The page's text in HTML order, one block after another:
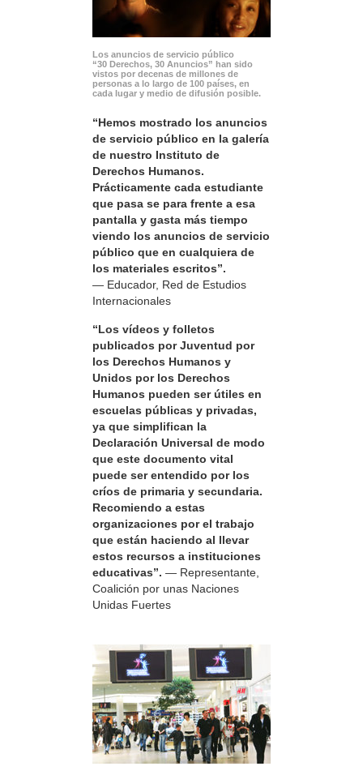
Los anuncios de servicio público
“30 Derechos, 30 Anuncios” han sido
vistos por decenas de millones de
personas a lo largo de 100 países, en
cada lugar y medio de difusión posible.
“Hemos mostrado los anuncios
de servicio público en la galería
de nuestro Instituto de
Derechos Humanos.
Prácticamente cada estudiante
que pasa se para frente a esa
pantalla y gasta más tiempo
viendo los anuncios de servicio
público que en cualquiera de
los materiales escritos”.
— Educador, Red de Estudios
Internacionales
“Los vídeos y folletos
publicados por Juventud por
los Derechos Humanos y
Unidos por los Derechos
Humanos pueden ser útiles en
escuelas públicas y privadas,
ya que simplifican la
Declaración Universal de modo
que este documento vital
puede ser entendido por los
críos de primaria y secundaria.
Recomiendo a estas
organizaciones por el trabajo
que están haciendo al llevar
estos recursos a instituciones
educativas”. — Representante,
Coalición por unas Naciones
Unidas Fuertes